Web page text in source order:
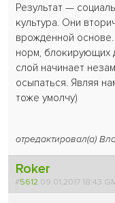
Результат —
культура. Они
врожденной
норм, блокирующих
слой начинает
осыпаться. Являя
тоже умолчу)
отредактировал(а)
Roker
#5612 09.01.2017 18:43